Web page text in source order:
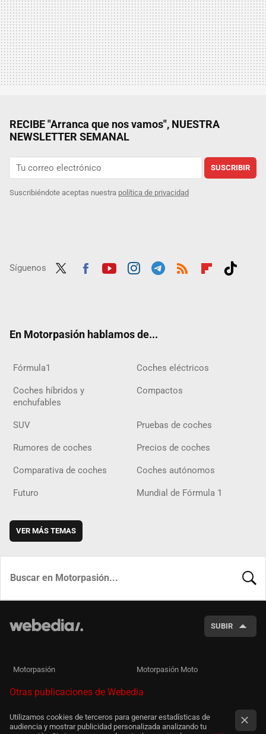
RECIBE "Arranca que nos vamos", NUESTRA
NEWSLETTER SEMANAL
SUSCRIBIR
Suscribiéndote aceptas nuestra política de privacidad
Síguenos
En Motorpasión hablamos de...
Fórmula1 Coches eléctricos
Coches híbridos y
enchufables
Compactos
SUV Pruebas de coches
Rumores de coches Precios de coches
Comparativa de coches Coches autónomos
Futuro Mundial de Fórmula 1
VER MÁS TEMAS
SUBIR
Motorpasión Motorpasión Moto
Otras publicaciones de Webedia
Utilizamos cookies de terceros para generar estadísticas de
audiencia y mostrar publicidad personalizada analizando tu